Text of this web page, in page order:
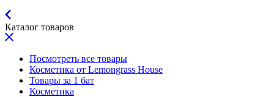
Каталог товаров
Посмотреть все товары
Косметика от Lemongrass House
Товары за 1 бат
Косметика